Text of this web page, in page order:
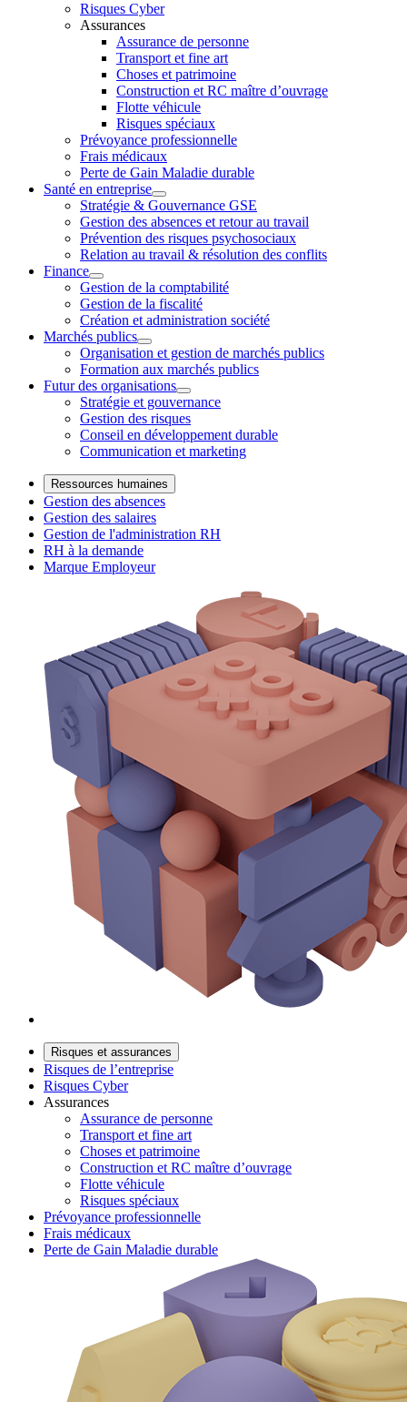
Risques Cyber
Assurances
Assurance de personne
Transport et fine art
Choses et patrimoine
Construction et RC maître d’ouvrage
Flotte véhicule
Risques spéciaux
Prévoyance professionnelle
Frais médicaux
Perte de Gain Maladie durable
Santé en entreprise
Stratégie & Gouvernance GSE
Gestion des absences et retour au travail
Prévention des risques psychosociaux
Relation au travail & résolution des conflits
Finance
Gestion de la comptabilité
Gestion de la fiscalité
Création et administration société
Marchés publics
Organisation et gestion de marchés publics
Formation aux marchés publics
Futur des organisations
Stratégie et gouvernance
Gestion des risques
Conseil en développement durable
Communication et marketing
Ressources humaines
Gestion des absences
Gestion des salaires
Gestion de l'administration RH
RH à la demande
Marque Employeur
Risques et assurances
Risques de l’entreprise
Risques Cyber
Assurances
Assurance de personne
Transport et fine art
Choses et patrimoine
Construction et RC maître d’ouvrage
Flotte véhicule
Risques spéciaux
Prévoyance professionnelle
Frais médicaux
Perte de Gain Maladie durable